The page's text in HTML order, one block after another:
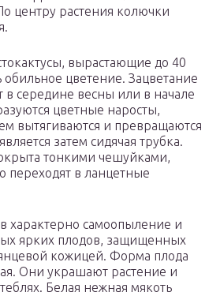
центру растения колючки
вырастающие до 40
обильное цветение. Зацветание
в середине весны или в начале
цветные наросты,
вытягиваются и превращаются
затем сидячая трубка.
тонкими чешуйками,
переходят в ланцетные
характерно самоопыление и
ярких плодов, защищенных
кожицей. Форма плода
Они украшают растение и
Белая нежная мякоть